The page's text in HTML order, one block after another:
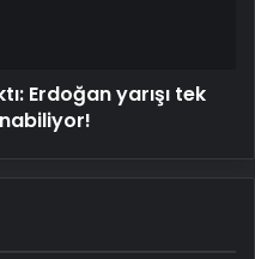
Erdoğan yarışı tek